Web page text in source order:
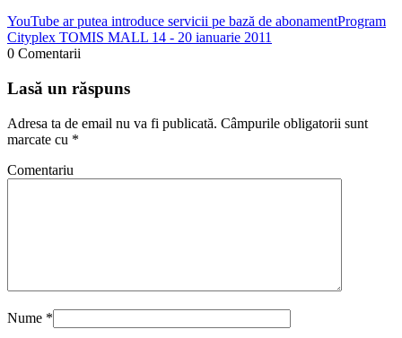
YouTube ar putea introduce servicii pe bază de abonamentProgram
Cityplex TOMIS MALL 14 - 20 ianuarie 2011
0 Comentarii
Lasă un răspuns
Adresa ta de email nu va fi publicată. Câmpurile obligatorii sunt
marcate cu *
Comentariu
Nume *